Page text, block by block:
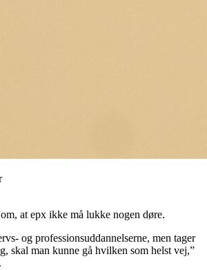
at epx ikke må lukke nogen døre.
og professionsuddannelserne, men tager
skal man kunne gå hvilken som helst vej,”